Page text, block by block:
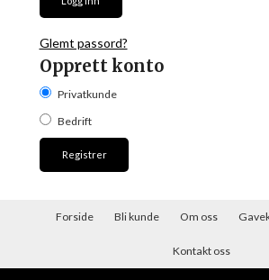
Glemt passord?
Opprett konto
Privatkunde
Bedrift
Forside Bli kunde Om oss
Kontakt oss